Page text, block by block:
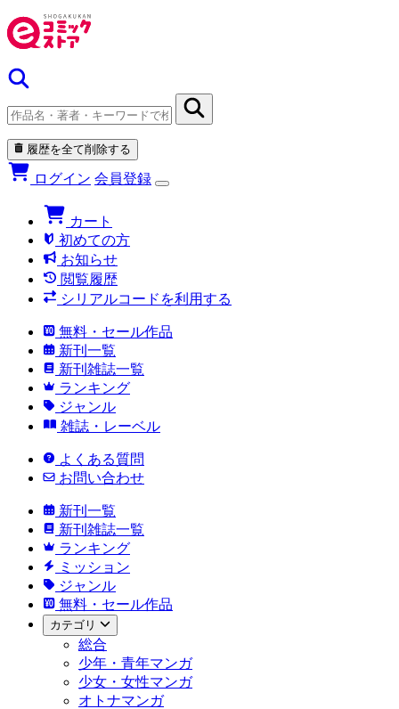
履歴を全て削除する
ログイン 会員登録
カート
初めての方
お知らせ
閲覧履歴
シリアルコードを利用する
無料・セール作品
新刊一覧
新刊雑誌一覧
ランキング
ジャンル
雑誌・レーベル
よくある質問
お問い合わせ
新刊一覧
新刊雑誌一覧
ランキング
ミッション
ジャンル
無料・セール作品
カテゴリ
総合
少年・青年マンガ
少女・女性マンガ
オトナマンガ